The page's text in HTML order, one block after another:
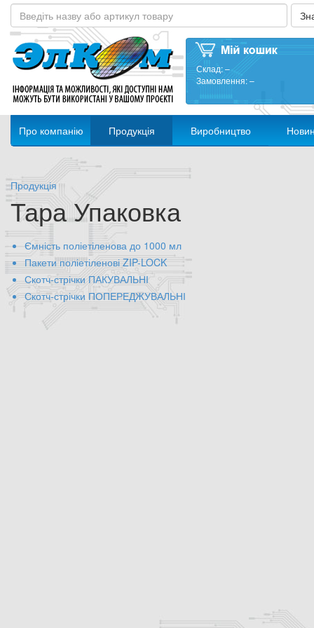
Склад:–
Замовлення:–
Про компанію Продукція Виробництво
Продукція
Тара Упаковка
Ємність поліетіленова до 1000 мл
Пакети поліетіленові ZIP-LOCK
Скотч-стрічки ПАКУВАЛЬНІ
Скотч-стрічки ПОПЕРЕДЖУВАЛЬНІ